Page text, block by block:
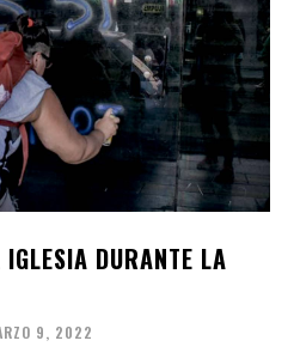
DURANTE LA
9, 2022